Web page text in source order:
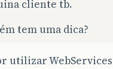
cliente tb.
tem uma dica?
utilizar